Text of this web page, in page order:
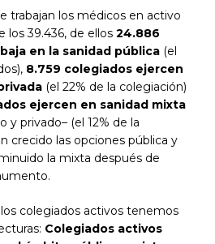
trabajan los médicos en activo
los 39.436, de ellos 24.886
en la sanidad pública (el
8.759 colegiados ejercen
(el 22% de la colegiación)
ejercen en sanidad mixta
y privado– (el 12% de la
crecido las opciones pública y
la mixta después de
colegiados activos tenemos
Colegiados activos